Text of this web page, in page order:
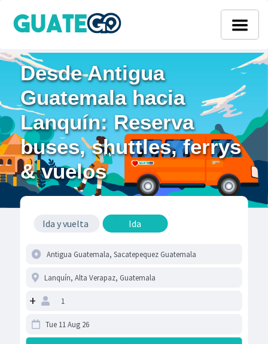
Desde Antigua
Guatemala hacia
Lanquín: Reserva
buses, shuttles, ferrys
& vuelos
Ida y vuelta Ida
+